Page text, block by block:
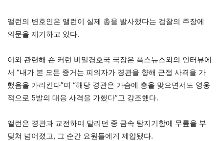
앨런의 변호인은 앨런이 실제 총을 발사했다는 검찰의 주장에
의문을 제기하고 있다.
이와 관련해 숀 커런 비밀경호국 국장은 폭스뉴스와의 인터뷰에
서 “내가 본 모든 증거는 피의자가 경관을 향해 근접 사격을 가
했음을 가리킨다”며 “해당 경관은 가슴에 총을 맞으면서도 영웅
적으로 5발의 대응 사격을 가했다”고 강조했다.
앨런은 경관과 교전하며 달리던 중 금속 탐지기함에 무릎을 부
딪쳐 넘어졌고, 그 순간 요원들에게 제압됐다.